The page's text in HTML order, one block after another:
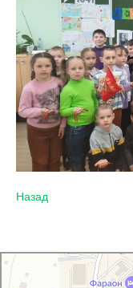
Назад
Дорогобужский дом
Дом культуры в Дорогобуже
Дополнительное